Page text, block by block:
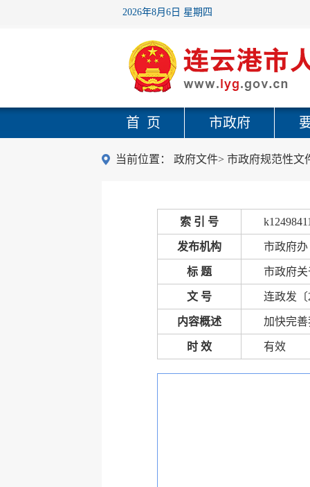
2026年8月6日 星期四
首 页 市政府
当前位置： 政府文件> 市政府规范性文
索 引 号
发布机构 市政府办
标 题 市政府
文 号 连政发〔
内容概述 加快完
时 效 有效